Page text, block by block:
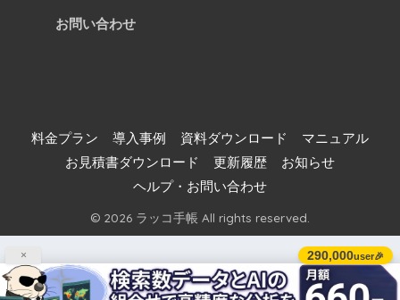
× 290,000user🎉
お問い合わせ
料金プラン 導入事例 資料ダウンロード
マニュアル
お見積書ダウンロード
更新履歴
お知らせ
ヘルプ・お問い合わせ
© 2026 ラッコ手帳 All rights reserved.